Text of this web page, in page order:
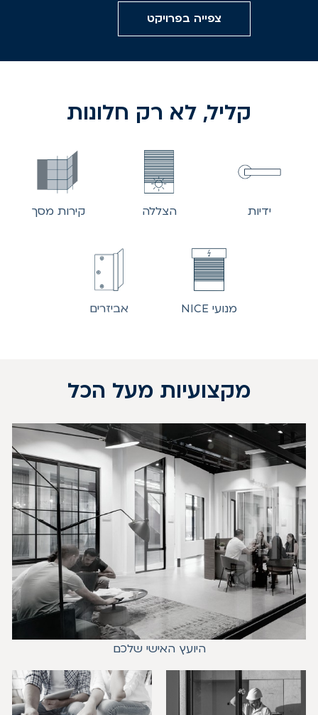
צפייה בפרויקט
קליל, לא רק חלונות
ידיות הצללה קירות מסך
מנועי NICE אביזרים
מקצועיות מעל הכל
היועץ האישי שלכם